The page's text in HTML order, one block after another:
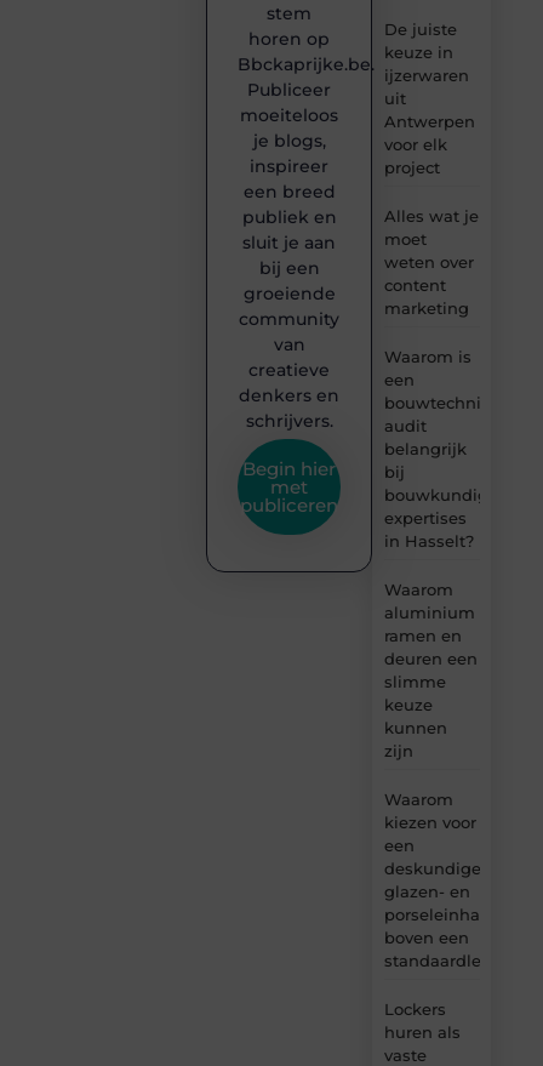
De juiste
keuze in
ijzerwaren
uit
Antwerpen
voor elk
project
Alles wat je
moet
weten over
content
marketing
Waarom is
een
bouwtechnische
audit
belangrijk
bij
bouwkundige
expertises
in Hasselt?
Waarom
aluminium
ramen en
deuren een
slimme
keuze
kunnen
zijn
Waarom
kiezen voor
een
deskundige
glazen- en
porseleinhandelaar
boven een
Lockers
huren als
vaste
stem
horen op
Bbckaprijke.be.
Publiceer
moeiteloos
je blogs,
inspireer
een breed
publiek en
sluit je aan
bij een
groeiende
community
van
creatieve
denkers en
schrijvers.
Begin hier
met
publiceren